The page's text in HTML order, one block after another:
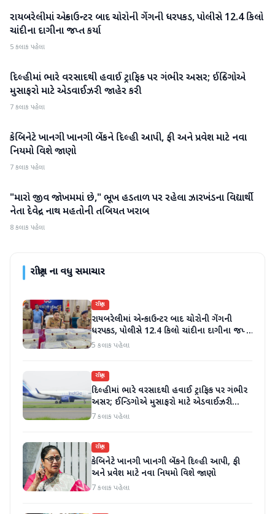
રાષ્ટ્રીય
રાયબરેલીમાં એન્કાઉન્ટર બાદ ચોરોની ગેંગની ધરપકડ, પોલીસે 12.4 કિલો
ચાંદીના દાગીના જપ્ત કર્યા
5 કલાક પહેલા
રાષ્ટ્રીય
દિલ્હીમાં ભારે વરસાદથી હવાઈ ટ્રાફિક પર ગંભીર અસર; ઈન્ડિગોએ
મુસાફરો માટે એડવાઈઝરી જાહેર કરી
7 કલાક પહેલા
રાષ્ટ્રીય
કેબિનેટે ખાનગી ખાનગી બેંકને દિલ્હી આપી, ફી અને પ્રવેશ માટે નવા
નિયમો વિશે જાણો
7 કલાક પહેલા
રાષ્ટ્રીય
"મારો જીવ જોખમમાં છે," ભૂખ હડતાળ પર રહેલા ઝારખંડના વિદ્યાર્થી
નેતા દેવેન્દ્ર નાથ મહતોની તબિયત ખરાબ
8 કલાક પહેલા
રાષ્ટ્રીયના વધુ સમાચાર
રાષ્ટ્રીય
રાયબરેલીમાં એન્કાઉન્ટર બાદ ચોરોની ગેંગની
ધરપકડ, પોલીસે 12.4 કિલો ચાંદીના દાગીના જપ્ત
કર્યા
5 કલાક પહેલા
રાષ્ટ્રીય
દિલ્હીમાં ભારે વરસાદથી હવાઈ ટ્રાફિક પર ગંભીર
અસર; ઈન્ડિગોએ મુસાફરો માટે એડવાઈઝરી
જાહેર કરી
7 કલાક પહેલા
રાષ્ટ્રીય
કેબિનેટે ખાનગી ખાનગી બેંકને દિલ્હી આપી, ફી
અને પ્રવેશ માટે નવા નિયમો વિશે જાણો
7 કલાક પહેલા